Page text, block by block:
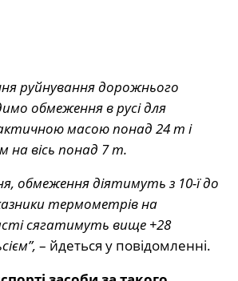
руйнування дорожнього
обмеження в русі для
масою понад 24 т і
вісь понад 7 т.
обмеження діятимуть з 10-ї до
термометрів на
сягатимуть вище +28
– йдеться у повідомленні.